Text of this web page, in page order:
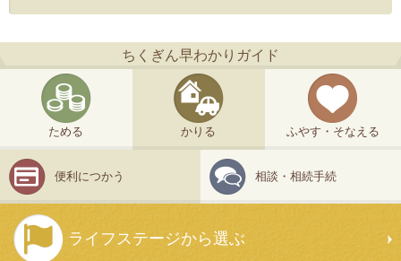
ちくぎん早わかりガイド
ためる かりる ふやす・そなえる
便利につかう 相談・相続手続
ライフステージから選ぶ